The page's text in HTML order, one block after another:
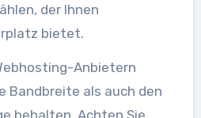
der Ihnen
bietet.
Anbietern
Bandbreite als auch den
behalten. Achten Sie